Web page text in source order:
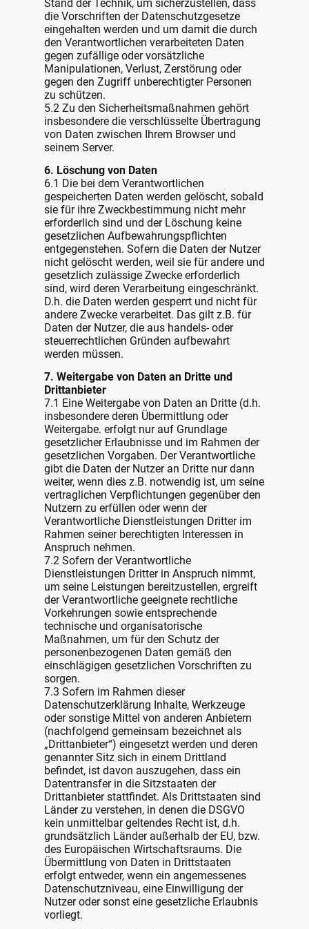
Stand der Technik, um sicherzustellen, dass
die Vorschriften der Datenschutzgesetze
eingehalten werden und um damit die durch
den Verantwortlichen verarbeiteten Daten
gegen zufällige oder vorsätzliche
Manipulationen, Verlust, Zerstörung oder
gegen den Zugriff unberechtigter Personen
zu schützen.
5.2 Zu den Sicherheitsmaßnahmen gehört
insbesondere die verschlüsselte Übertragung
von Daten zwischen Ihrem Browser und
seinem Server.
6. Löschung von Daten
6.1 Die bei dem Verantwortlichen
gespeicherten Daten werden gelöscht, sobald
sie für ihre Zweckbestimmung nicht mehr
erforderlich sind und der Löschung keine
gesetzlichen Aufbewahrungspflichten
entgegenstehen. Sofern die Daten der Nutzer
nicht gelöscht werden, weil sie für andere und
gesetzlich zulässige Zwecke erforderlich
sind, wird deren Verarbeitung eingeschränkt.
D.h. die Daten werden gesperrt und nicht für
andere Zwecke verarbeitet. Das gilt z.B. für
Daten der Nutzer, die aus handels- oder
steuerrechtlichen Gründen aufbewahrt
werden müssen.
7. Weitergabe von Daten an Dritte und
Drittanbieter
7.1 Eine Weitergabe von Daten an Dritte (d.h.
insbesondere deren Übermittlung oder
Weitergabe. erfolgt nur auf Grundlage
gesetzlicher Erlaubnisse und im Rahmen der
gesetzlichen Vorgaben. Der Verantwortliche
gibt die Daten der Nutzer an Dritte nur dann
weiter, wenn dies z.B. notwendig ist, um seine
vertraglichen Verpflichtungen gegenüber den
Nutzern zu erfüllen oder wenn der
Verantwortliche Dienstleistungen Dritter im
Rahmen seiner berechtigten Interessen in
Anspruch nehmen.
7.2 Sofern der Verantwortliche
Dienstleistungen Dritter in Anspruch nimmt,
um seine Leistungen bereitzustellen, ergreift
der Verantwortliche geeignete rechtliche
Vorkehrungen sowie entsprechende
technische und organisatorische
Maßnahmen, um für den Schutz der
personenbezogenen Daten gemäß den
einschlägigen gesetzlichen Vorschriften zu
sorgen.
7.3 Sofern im Rahmen dieser
Datenschutzerklärung Inhalte, Werkzeuge
oder sonstige Mittel von anderen Anbietern
(nachfolgend gemeinsam bezeichnet als
„Drittanbieter“) eingesetzt werden und deren
genannter Sitz sich in einem Drittland
befindet, ist davon auszugehen, dass ein
Datentransfer in die Sitzstaaten der
Drittanbieter stattfindet. Als Drittstaaten sind
Länder zu verstehen, in denen die DSGVO
kein unmittelbar geltendes Recht ist, d.h.
grundsätzlich Länder außerhalb der EU, bzw.
des Europäischen Wirtschaftsraums. Die
Übermittlung von Daten in Drittstaaten
erfolgt entweder, wenn ein angemessenes
Datenschutzniveau, eine Einwilligung der
Nutzer oder sonst eine gesetzliche Erlaubnis
vorliegt.